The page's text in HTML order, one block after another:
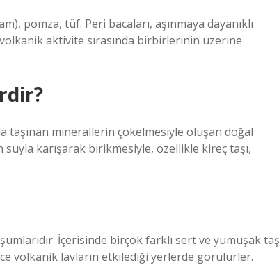
pomza, tüf. Peri bacaları, aşınmaya dayanıklı
aktivite sırasında birbirlerinin üzerine
taşınan minerallerin çökelmesiyle oluşan doğal
karışarak birikmesiyle, özellikle kireç taşı,
İçerisinde birçok farklı sert ve yumuşak taş
volkanik lavların etkilediği yerlerde görülürler.